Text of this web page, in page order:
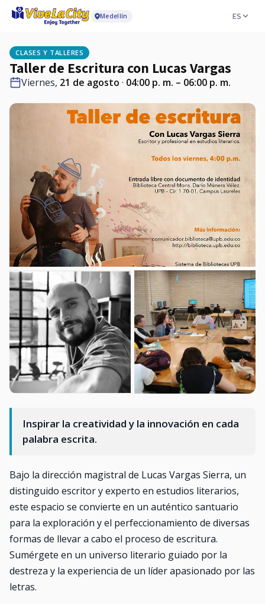
Medellín ES
CLASES Y TALLERES
Taller de Escritura con Lucas Vargas
Viernes, 21 de agosto · 04:00 p. m. – 06:00 p. m.
Inspirar la creatividad y la innovación en cada
palabra escrita.
Bajo la dirección magistral de Lucas Vargas Sierra, un
distinguido escritor y experto en estudios literarios,
este espacio se convierte en un auténtico santuario
para la exploración y el perfeccionamiento de diversas
formas de llevar a cabo el proceso de escritura.
Sumérgete en un universo literario guiado por la
destreza y la experiencia de un líder apasionado por las
letras.